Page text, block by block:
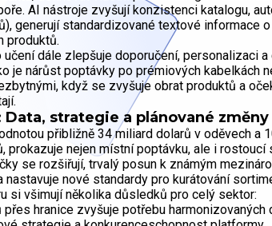
AI nástroje zvyšují konzistenci katalogu,
generují standardizované textové informace
produktů.
učení dále zlepšuje doporučení, personalizaci
je nárůst poptávky po prémiových kabelkách
když se zvyšuje obrat produktů a
strategie a plánované změny
přibližně 34 miliard dolarů v oděvech a
prokazuje nejen místní poptávku, ale i
se rozšiřují, trvalý posun k známým
nastavuje nové standardy pro kurátování
si všimují několika důsledků pro celý sektor:
přes hranice zvyšuje potřebu